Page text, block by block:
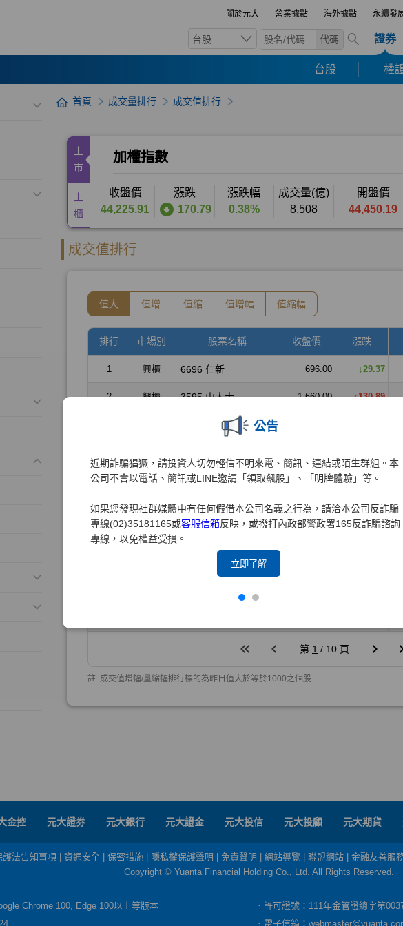
關於元大 營業據點 海外據點 永續發
台股 代碼 證券
台股 權
公告
近期詐騙猖獗，請投資人切勿輕信不明來電、簡訊、連結或陌生群組。本
公司不會以電話、簡訊或LINE邀請「領取飆股」、「明牌體驗」等。
如果您發現社群媒體中有任何假借本公司名義之行為，請洽本公司反詐騙
專線(02)35181165或客服信箱反映，或撥打內政部警政署165反詐騙諮詢
專線，以免權益受損。
立即了解
首頁 成交量排行 成交值排行
金控 元大證券 元大銀行 元大證金 元大投信 元大投顧 元大期貨
護法告知事項 資通安全 保密措施 隱私權保護聲明 免責聲明 網站導覽 聯盟網站
金融友善服
Copyright © Yuanta Financial Holding Co., Ltd. All Rights Reserved.
Chrome 100, Edge 100以上等版本
．許可證號：111年金管證總字第
．電子信箱：